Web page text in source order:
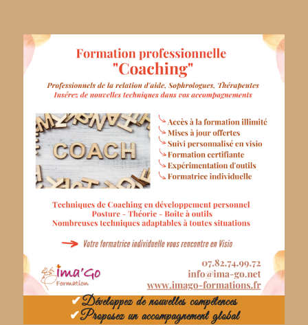
✔Développez de nouvelles compétences
✔Proposez un accompagnement global